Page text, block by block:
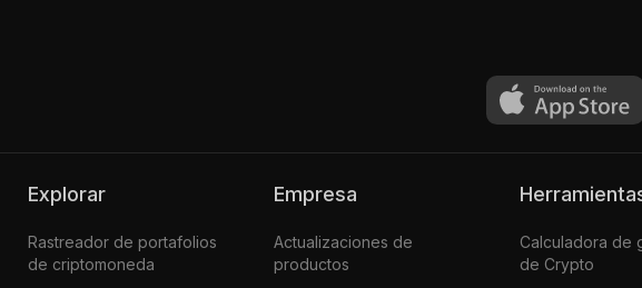
Explorar
Rastreador de portafolios
de criptomoneda
Empresa
Actualizaciones de
productos
Calculadora de
de Crypto